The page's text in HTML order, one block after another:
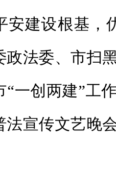
安建设根基，
政法委、市扫
“一创两建”工
法宣传文艺晚